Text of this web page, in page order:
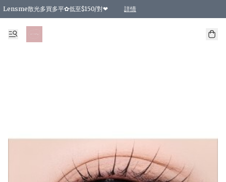
Lensme散光多買多平✿低至$150/對❤ 詳情
台灣Karacon⁩✧日拋 特價清貨❁⃘
日本韓國多款日/月拋現貨☼ 特價❤︎數量有限 售完即止
🇰🇷韓國多款月拋現貨 特價兩對$99✿數量有限 售完即止♫
精選商品，任選買2件或以上9 折；買4件或以上85 折；買6件或以上8 折
精選商品，任選買2件HKD 140.00；買4件HKD 260.00
精選商品，任選買2件HKD 190.00；買4件HKD 360.00
精選商品，任選買2件HKD 110.00；買4件HKD 180.00
精選商品，任選買2件HKD 170.00；買4件HKD 320.00
精選商品，任選買2件或以上減HKD 148.00
精選商品，任選買2件或以上減HKD 148.00
精選商品，任選買2件或以上95 折；買4件或以上9 折；買6件或以上85 折；買8件
精選商品，任選買12件或以上87 折
精選商品，任選買2件或以上減HKD 16.00；買4件或以上減HKD 32.00；買6
精選商品，任選買2件或以上95 折；買4件或以上9 折；買8件或以上85 折；買12
購物滿 HKD 800.00即享免運費優惠！（適用於 特定的送貨方式 )